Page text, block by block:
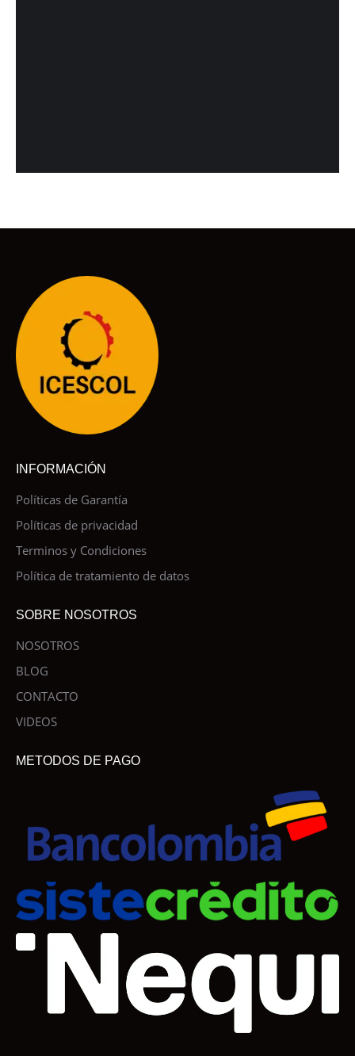
INFORMACIÓN
Políticas de Garantía
Políticas de privacidad
Terminos y Condiciones
Política de tratamiento de datos
SOBRE NOSOTROS
NOSOTROS
BLOG
CONTACTO
VIDEOS
METODOS DE PAGO